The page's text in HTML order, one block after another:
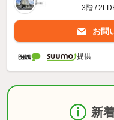
3階 /
お問
提供
新